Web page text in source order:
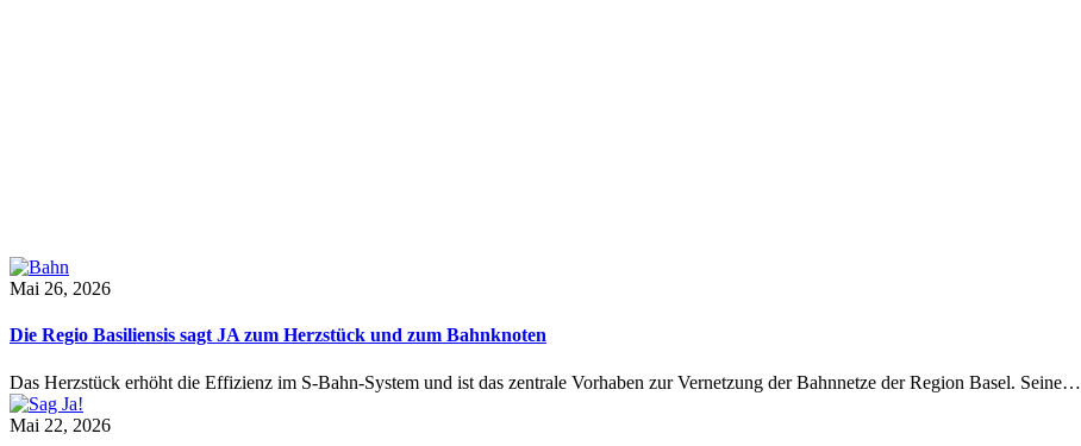
Mai 26, 2026
Die Regio Basiliensis sagt JA zum Herzstück und zum Bahnknoten
Das Herzstück erhöht die Effizienz im S-Bahn-System und ist das zentrale Vorhaben zur Vernetzung der Bahnnetze der Region Basel. Seine…
Mai 22, 2026